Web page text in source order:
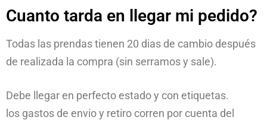
Cuanto tarda en llegar mi pedido?
Todas las prendas tienen 20 dias de cambio después
de realizada la compra (sin serramos y sale).
Debe llegar en perfecto estado y con etiquetas.
los gastos de envio y retiro corren por cuenta del